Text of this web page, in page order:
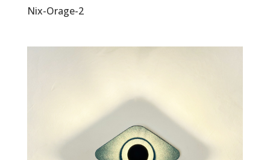
Nix-Orage-2